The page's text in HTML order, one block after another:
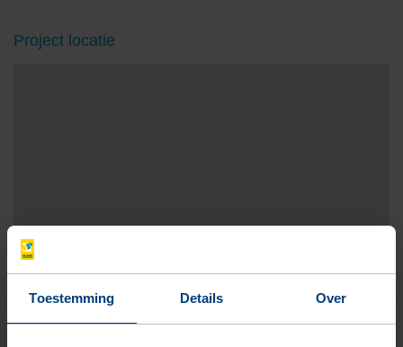
Toestemming Details Over
Project locatie